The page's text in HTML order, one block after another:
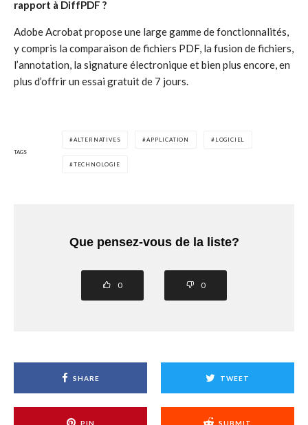
rapport à DiffPDF ?
Adobe Acrobat propose une large gamme de fonctionnalités,
y compris la comparaison de fichiers PDF, la fusion de fichiers,
l’annotation, la signature électronique et bien plus encore, en
plus d’offrir un essai gratuit de 7 jours.
TAGS
ALTERNATIVES APPLICATION LOGICIEL
TECHNOLOGIE
Que pensez-vous de la liste?
0 0
SHARE TWEET
PIN SUBMIT